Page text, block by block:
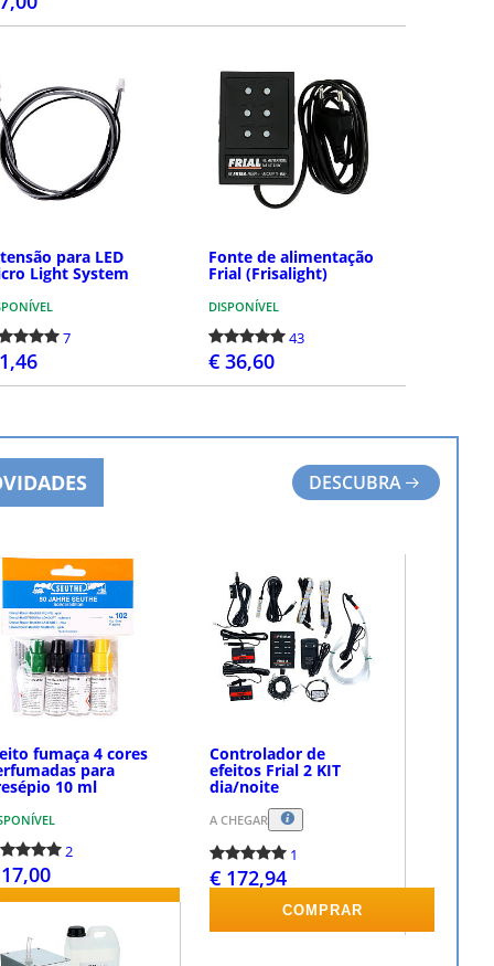
para LED
Light System
7
Fonte de alimentação
Frial (Frisalight)
DISPONÍVEL
43
€ 36,60
DESCUBRA
fumaça 4 cores
para
10 ml
2
Controlador de
efeitos Frial 2 KIT
dia/noite
A CHEGAR
1
€ 172,94
COMPRAR